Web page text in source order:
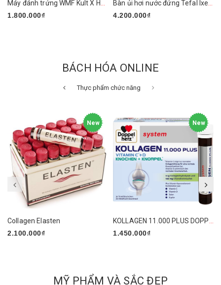
1.800.000₫
4.200.000₫
BÁCH HÓA ONLINE
Thực phẩm chức năng
New
Collagen Elasten
2.100.000₫
New
1.450.000₫
MỸ PHẨM VÀ SẮC ĐẸP